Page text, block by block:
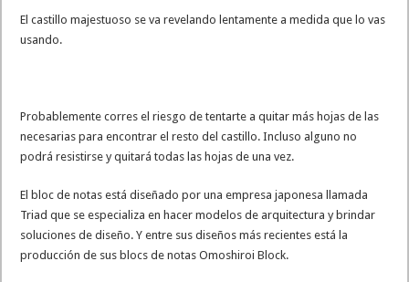
El castillo majestuoso se va revelando lentamente a medida que lo vas
usando.
Probablemente corres el riesgo de tentarte a quitar más hojas de las
necesarias para encontrar el resto del castillo. Incluso alguno no
podrá resistirse y quitará todas las hojas de una vez.
El bloc de notas está diseñado por una empresa japonesa llamada
Triad que se especializa en hacer modelos de arquitectura y brindar
soluciones de diseño. Y entre sus diseños más recientes está la
producción de sus blocs de notas Omoshiroi Block.